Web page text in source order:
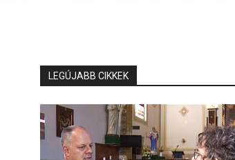
LEGÚJABB CIKKEK